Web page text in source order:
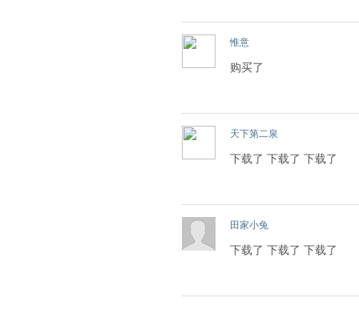
惟意
购买了
天下第二泉
下载了 下载了 下载了
田家小兔
下载了 下载了 下载了